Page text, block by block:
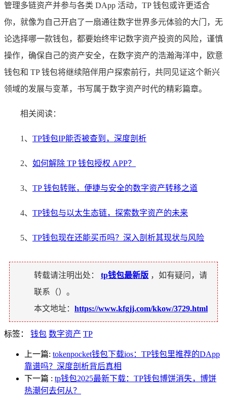
管理多链资产并参与各类 DApp 活动，TP 钱包或许更适合
你，就像为自己开启了一扇通往数字世界多元体验的大门，无
论选择哪一款钱包，都要始终牢记数字资产投资的风险，谨慎
操作，确保自己的资产安全，在数字资产的浩瀚海洋中，欧意
钱包和 TP 钱包将继续陪伴用户探索前行，共同见证这个新兴
领域的发展与变革，书写属于数字资产时代的精彩篇章。
相关阅读：
1、 TP钱包IP能否被查到，深度剖析
2、 如何解除 TP 钱包授权 APP？
3、 TP 钱包转账，便捷与安全的数字资产转移之道
4、 TP钱包与以太生态链，探索数字资产的未来
5、 TP钱包现在还能买币吗？深入剖析其现状与风险
转载请注明出处： tp钱包最新版 ，如有疑问，请
联系（）。
本文地址： https://www.kfgjj.com/kkow/3729.html
标签： 钱包 数字资产 TP
上一篇: tokenpocket钱包下载ios：TP钱包里推荐的DApp
靠谱吗？深度剖析背后真相
下一篇 : tp钱包2025最新下载：TP钱包博饼消失，博饼
热潮何去何从？